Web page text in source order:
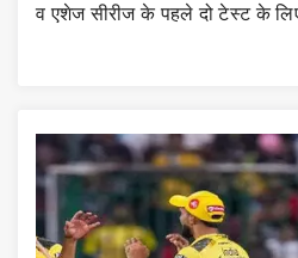
व एशेज सीरीज के पहले दो टेस्‍ट के